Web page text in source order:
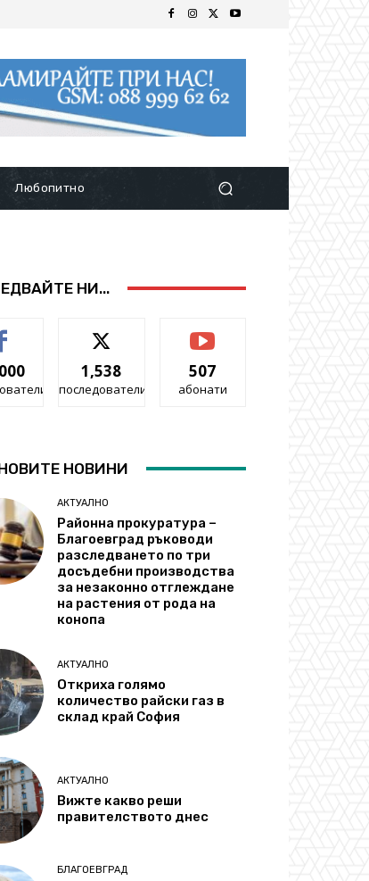
Любопитно
НИ...
1,538
последователи
507
абонати
НОВИНИ
АКТУАЛНО
Районна прокуратура –
Благоевград ръководи
разследването по три
досъдебни производства
за незаконно отглеждане
на растения от рода на
конопа
АКТУАЛНО
Откриха голямо
количество райски газ в
склад край София
АКТУАЛНО
Вижте какво реши
правителството днес
БЛАГОЕВГРАД